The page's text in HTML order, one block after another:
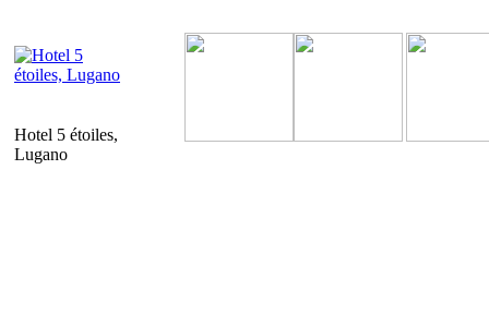
Hotel 5 étoiles,
Lugano